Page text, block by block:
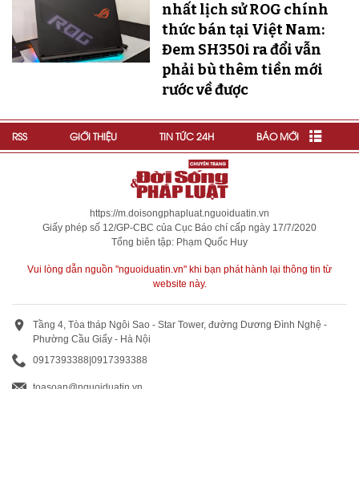
nhất lịch sử ROG chính
thức bán tại Việt Nam:
Đem SH350i ra đổi vẫn
phải bù thêm tiền mới
rước về được
RSS GIỚI THIỆU TIN TỨC 24H BÁO MỚI
https://m.doisongphapluat.nguoiduatin.vn
Giấy phép số 12/GP-CBC của Cục Báo chí cấp ngày 17/7/2020
Tổng biên tập: Phạm Quốc Huy
Vui lòng dẫn nguồn "nguoiduatin.vn" khi bạn phát hành lại thông tin từ
website này.
Tầng 4, Tòa tháp Ngôi Sao - Star Tower, đường Dương Đình Nghệ -
Phường Cầu Giấy - Hà Nội
0917393388 0917393388
toasoan@nguoiduatin.vn